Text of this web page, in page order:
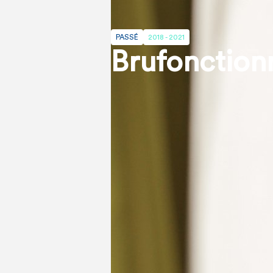
PASSÉ 2018 - 2021